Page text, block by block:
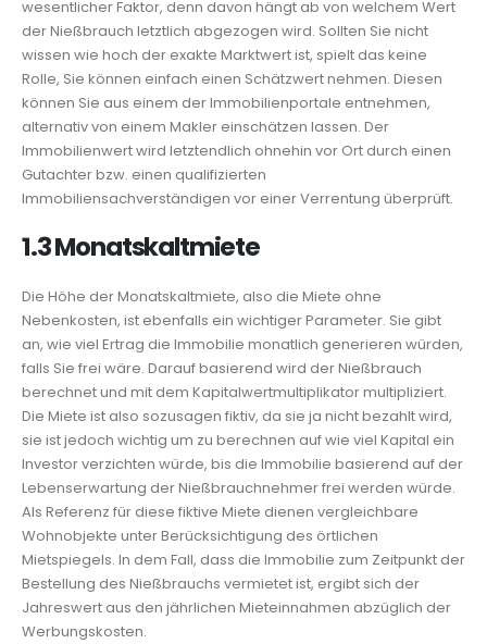
wesentlicher Faktor, denn davon hängt ab von welchem Wert
der Nießbrauch letztlich abgezogen wird. Sollten Sie nicht
wissen wie hoch der exakte Marktwert ist, spielt das keine
Rolle, Sie können einfach einen Schätzwert nehmen. Diesen
können Sie aus einem der Immobilienportale entnehmen,
alternativ von einem Makler einschätzen lassen. Der
Immobilienwert wird letztendlich ohnehin vor Ort durch einen
Gutachter bzw. einen qualifizierten
Immobiliensachverständigen vor einer Verrentung überprüft.
1.3 Monatskaltmiete
Die Höhe der Monatskaltmiete, also die Miete ohne
Nebenkosten, ist ebenfalls ein wichtiger Parameter. Sie gibt
an, wie viel Ertrag die Immobilie monatlich generieren würden,
falls Sie frei wäre. Darauf basierend wird der Nießbrauch
berechnet und mit dem Kapitalwertmultiplikator multipliziert.
Die Miete ist also sozusagen fiktiv, da sie ja nicht bezahlt wird,
sie ist jedoch wichtig um zu berechnen auf wie viel Kapital ein
Investor verzichten würde, bis die Immobilie basierend auf der
Lebenserwartung der Nießbrauchnehmer frei werden würde.
Als Referenz für diese fiktive Miete dienen vergleichbare
Wohnobjekte unter Berücksichtigung des örtlichen
Mietspiegels. In dem Fall, dass die Immobilie zum Zeitpunkt der
Bestellung des Nießbrauchs vermietet ist, ergibt sich der
Jahreswert aus den jährlichen Mieteinnahmen abzüglich der
Werbungskosten.